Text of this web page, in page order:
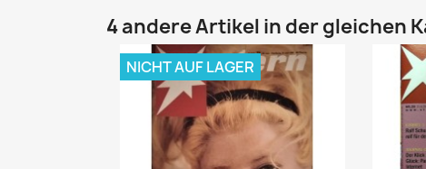
4 andere Artikel in der gleichen
NICHT AUF LAGER